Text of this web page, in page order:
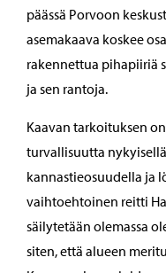
päässä Porvoon
asemakaava koskee
rakennettua pihapiiriä
ja sen rantoja.
Kaavan tarkoituksen
turvallisuutta
kannastieosuudella ja
vaihtoehtoinen reitti
säilytetään olemassa
siten, että alueen